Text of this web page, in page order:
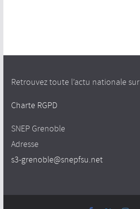
Retrouvez toute l’actu nationale sur
Charte RGPD
SNEP Grenoble
Adresse
s3-grenoble@snepfsu.net